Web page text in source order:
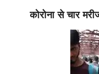
कोरोना से चार